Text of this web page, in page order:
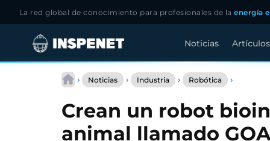
La red global de conocimiento para profesionales de laenergía
Noticias Artículos
› Noticias › Industria › Robótica ›
en
el
Crean un robot
animal llamado